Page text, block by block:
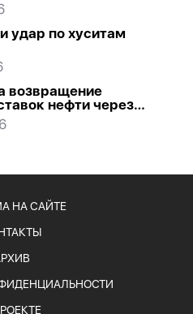
удар по хуситам
возвращение
нефти через
НА САЙТЕ